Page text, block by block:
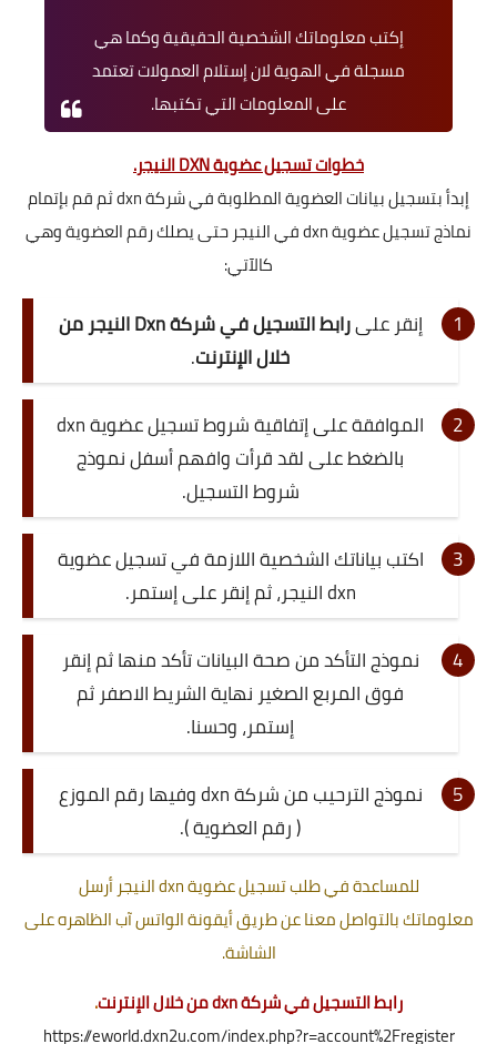
إكتب معلوماتك الشخصية الحقيقية وكما هي
مسجلة في الهوية لان إستلام العمولات تعتمد
على المعلومات التي تكتبها.
خطوات تسجيل عضوية DXN النيجر
.
إبدأ بتسجيل بيانات العضوية المطلوبة في شركة dxn ثم قم بإتمام
نماذج تسجيل عضوية dxn في النيجر حتى يصلك رقم العضوية وهي
كالآتي:
إنقر على
رابط التسجيل في شركة Dxn النيجر من
خلال الإنترنت.
الموافقة على إتفاقية شروط تسجيل عضوية dxn
بالضغط على لقد قرأت وافهم أسفل نموذج
شروط التسجيل.
اكتب بياناتك الشخصية اللازمة في تسجيل عضوية
dxn النيجر، ثم إنقر على إستمر.
نموذج التأكد من صحة البيانات تأكد منها ثم إنقر
فوق المربع الصغير نهاية الشريط الاصفر ثم
إستمر، وحسنا.
نموذج الترحيب من شركة dxn وفيها رقم الموزع
( رقم العضوية ).
للمساعدة في طلب تسجيل عضوية dxn النيجر أرسل
معلوماتك بالتواصل معنا عن طريق أيقونة الواتس آب الظاهره على
الشاشة.
رابط التسجيل في شركة dxn من خلال الإنترنت
.
https://eworld.dxn2u.com/index.php?r=account%2Fregister